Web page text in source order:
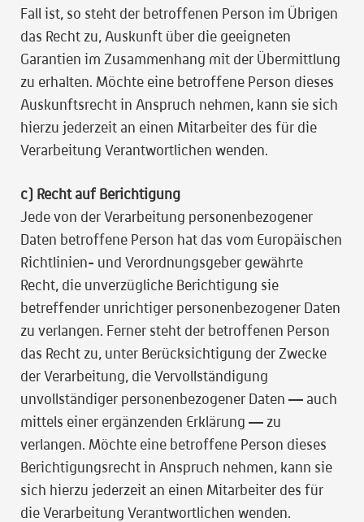
Fall ist, so steht der betroffenen Person im Übrigen
das Recht zu, Auskunft über die geeigneten
Garantien im Zusammenhang mit der Übermittlung
zu erhalten. Möchte eine betroffene Person dieses
Auskunftsrecht in Anspruch nehmen, kann sie sich
hierzu jederzeit an einen Mitarbeiter des für die
Verarbeitung Verantwortlichen wenden.
c) Recht auf Berichtigung
Jede von der Verarbeitung personenbezogener
Daten betroffene Person hat das vom Europäischen
Richtlinien- und Verordnungsgeber gewährte
Recht, die unverzügliche Berichtigung sie
betreffender unrichtiger personenbezogener Daten
zu verlangen. Ferner steht der betroffenen Person
das Recht zu, unter Berücksichtigung der Zwecke
der Verarbeitung, die Vervollständigung
unvollständiger personenbezogener Daten — auch
mittels einer ergänzenden Erklärung — zu
verlangen. Möchte eine betroffene Person dieses
Berichtigungsrecht in Anspruch nehmen, kann sie
sich hierzu jederzeit an einen Mitarbeiter des für
die Verarbeitung Verantwortlichen wenden.